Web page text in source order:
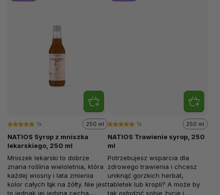
NATIOS Syrop z mniszka
lekarskiego, 250 ml
1x 250 ml
Mniszek lekarski to dobrze
znana roślina wieloletnia, która
każdej wiosny i lata zmienia
kolor całych łąk na żółty. Nie jest
to jednak jej jedyna cecha,
NATIOS Trawienie syrop, 250
ml
1x 250 ml
Potrzebujesz wsparcia dla
zdrowego trawienia i chcesz
uniknąć gorzkich herbat,
tabletek lub kropli? A może by
tak osłodzić sobie życie i